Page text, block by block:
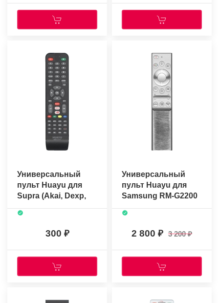
Универсальный
пульт Huayu для
Supra (Akai, Dexp,
Dns, Rolsen, Vityaz)
RM-L1211 (корпус
300
Универсальный
пульт Huayu для
Samsung RM-G2200
V8 (голосовое
управление)
2 800 3 200